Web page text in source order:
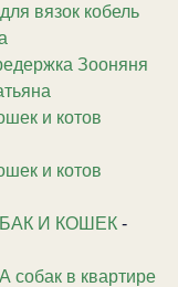
вязок кобель
Зооняня
и котов
и котов
И КОШЕК -
в квартире